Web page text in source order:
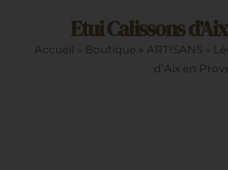
Epicerie
La
Etui Calissons
Accueil Boutique ARTISANS»
d’Aix en